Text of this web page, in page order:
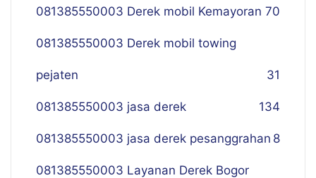
081385550003 Derek mobil Kemayoran 70
081385550003 Derek mobil towing
pejaten 31
081385550003 jasa derek 134
081385550003 jasa derek pesanggrahan 8
081385550003 Layanan Derek Bogor